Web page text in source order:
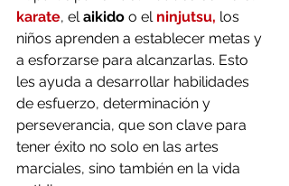
karate, el aikido o el ninjutsu, los
niños aprenden a establecer metas y
a esforzarse para alcanzarlas. Esto
les ayuda a desarrollar habilidades
de esfuerzo, determinación y
perseverancia, que son clave para
tener éxito no solo en las artes
marciales, sino también en la vida